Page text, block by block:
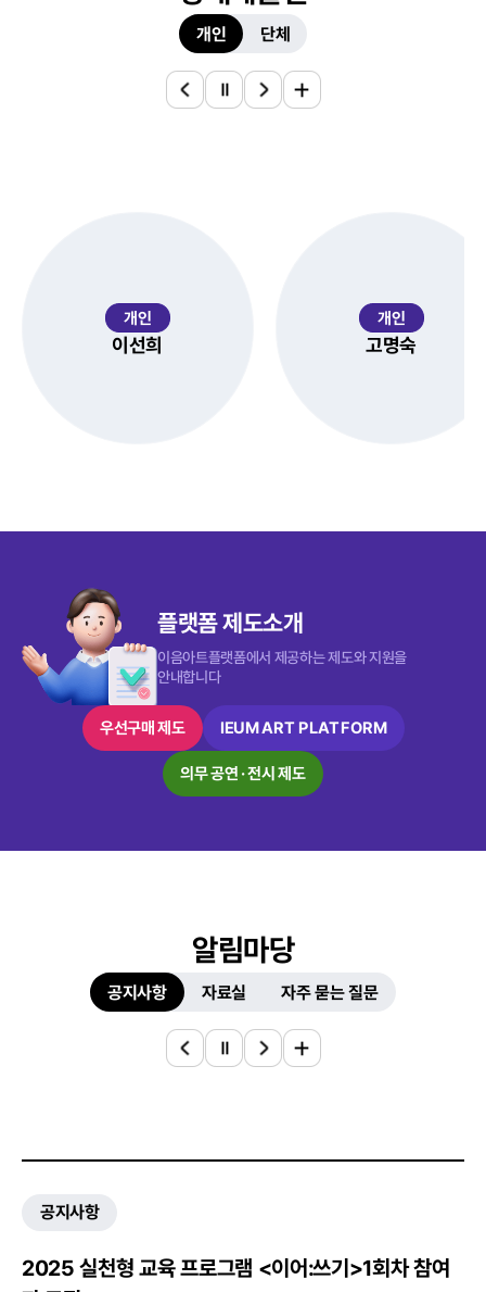
개인선택됨단체
개인
이선희
개인
고명숙
플랫폼 제도소개
이음아트플랫폼에서 제공하는 제도와 지원을
안내합니다
우선구매 제도 IEUM ART PLATFORM
의무 공연 · 전시 제도
공지사항 선택됨자료실 자주 묻는 질문
알림마당
공지사항
2025 실천형 교육 프로그램 <이어:쓰기>1회차 참여